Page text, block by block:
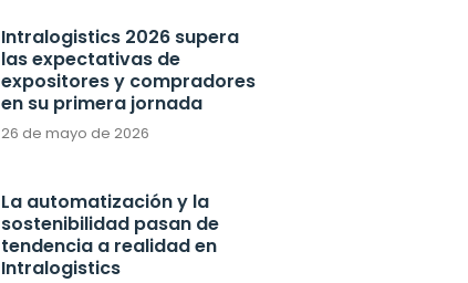
Intralogistics 2026 supera
las expectativas de
expositores y compradores
en su primera jornada
26 de mayo de 2026
La automatización y la
sostenibilidad pasan de
tendencia a realidad en
Intralogistics